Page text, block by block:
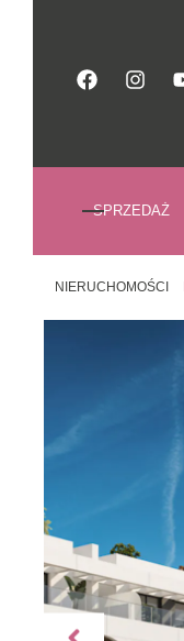
SPRZEDAŻ
NIERUCHOMOŚCI